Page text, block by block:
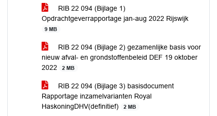
RIB 22 094 (Bijlage 1)
Opdrachtgeverrapportage jan-aug 2022 Rijswijk
9 MB
RIB 22 094 (Bijlage 2) gezamenlijke basis voor
nieuw afval- en grondstoffenbeleid DEF 19 oktober
2022
2 MB
RIB 22 094 (Bijlage 3) basisdocument
Rapportage inzamelvarianten Royal
HaskoningDHV(definitief)
2 MB